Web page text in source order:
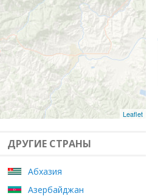
Leaflet
ДРУГИЕ СТРАНЫ
Абхазия
Азербайджан